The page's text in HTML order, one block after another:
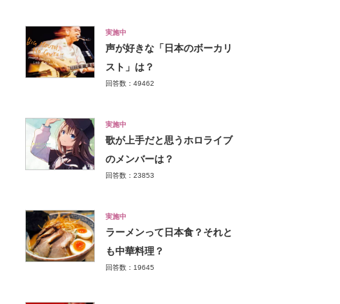
実施中
声が好きな「日本のボーカリ
スト」は？
回答数：49462
実施中
歌が上手だと思うホロライブ
のメンバーは？
回答数：23853
実施中
ラーメンって日本食？それと
も中華料理？
回答数：19645